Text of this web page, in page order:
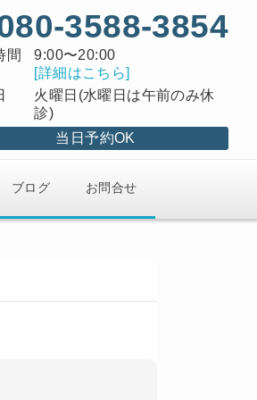
3588-3854
間
9:00〜20:00
[詳細はこちら]
火曜日(水曜日は午前のみ休
診)
当日予約OK
ブログ お問合せ